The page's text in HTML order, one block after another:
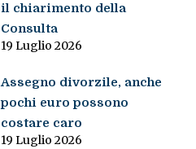
il chiarimento della
Consulta
19 Luglio 2026
Assegno divorzile, anche
pochi euro possono
costare caro
19 Luglio 2026